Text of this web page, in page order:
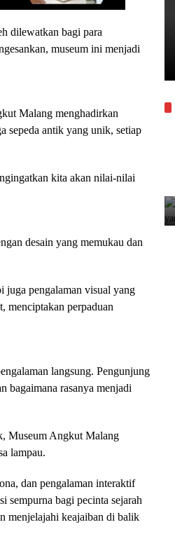
dilewatkan bagi para
museum ini menjadi
Malang menghadirkan
sepeda antik yang unik, setiap
kita akan nilai-nilai
desain yang memukau dan
juga pengalaman visual yang
menciptakan perpaduan
langsung. Pengunjung
bagaimana rasanya menjadi
Museum Angkut Malang
lampau.
dan pengalaman interaktif
sempurna bagi pecinta sejarah
menjelajahi keajaiban di balik